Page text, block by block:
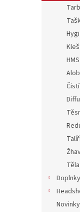
HMS
Doplnky
Novinky